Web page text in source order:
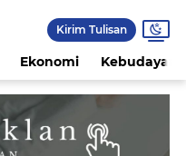
Kirim Tulisan
Ekonomi Kebudayaan